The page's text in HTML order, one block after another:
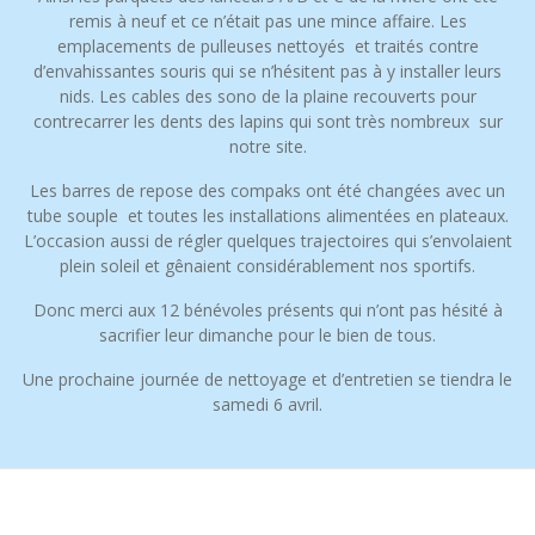
remis à neuf et ce n’était pas une mince affaire. Les
emplacements de pulleuses nettoyés et traités contre
d’envahissantes souris qui se n’hésitent pas à y installer leurs
nids. Les cables des sono de la plaine recouverts pour
contrecarrer les dents des lapins qui sont très nombreux sur
notre site.
Les barres de repose des compaks ont été changées avec un
tube souple et toutes les installations alimentées en plateaux.
L’occasion aussi de régler quelques trajectoires qui s’envolaient
plein soleil et gênaient considérablement nos sportifs.
Donc merci aux 12 bénévoles présents qui n’ont pas hésité à
sacrifier leur dimanche pour le bien de tous.
Une prochaine journée de nettoyage et d’entretien se tiendra le
samedi 6 avril.